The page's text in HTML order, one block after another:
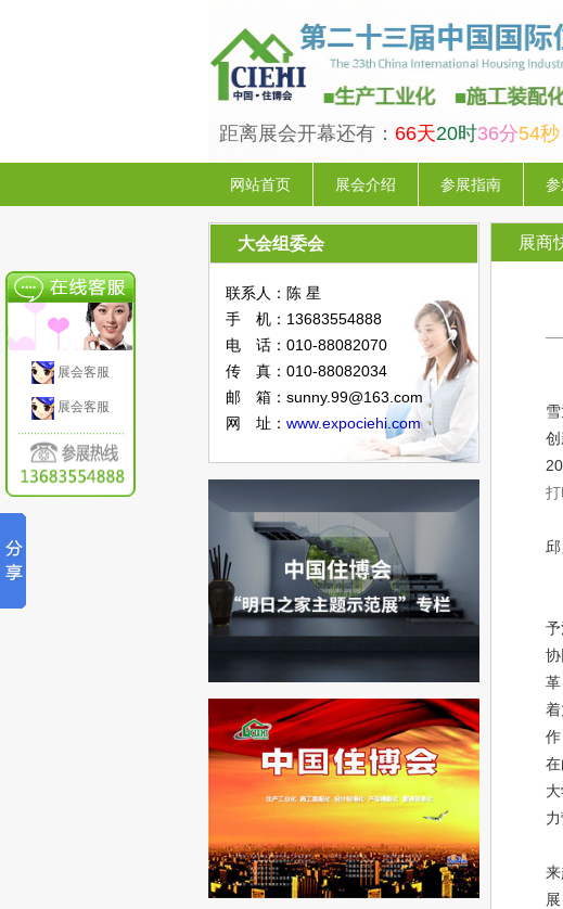
距离展会开幕还有： 66天20时36分53秒
网站首页 展会介绍 参展指南
大会组委会
联系人：陈 星
手 机：13683554888
电 话：010-88082070
传 真：010-88082034
邮 箱：sunny.99@163.com
网 址： www.expociehi.com
展商
展会客服
展会客服